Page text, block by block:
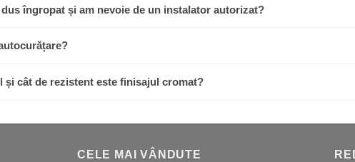
îngropat și am nevoie de un instalator autorizat?
și cât de rezistent este finisajul cromat?
CELE MAI VÂNDUTE